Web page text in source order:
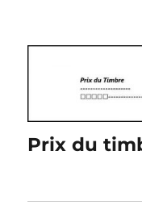
Prix du